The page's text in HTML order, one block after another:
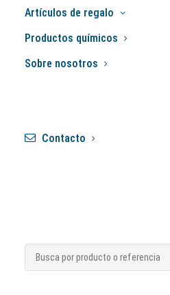
Artículos de regalo
Productos químicos
Sobre nosotros
Contacto